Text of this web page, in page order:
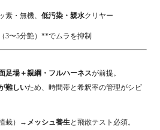
素・無機、低汚染・親水クリヤー
3〜5分艶）**でムラを抑制
足場＋親綱・フルハーネスが前提。
難しいため、時間帯と希釈率の管理がシビ
栽）→ メッシュ養生と飛散テスト必須。